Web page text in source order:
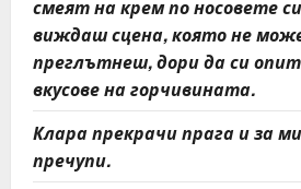
смеят на крем по носовете
виждаш сцена, която не
преглътнеш, дори да си
вкусове на горчивината.
Клара прекрачи прага и за
пречупи.